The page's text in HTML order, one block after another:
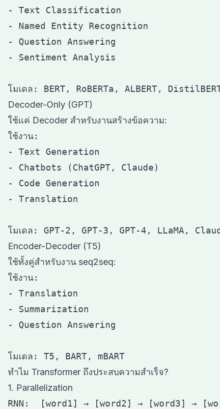
- Text Classification
- Named Entity Recognition
- Question Answering
- Sentiment Analysis
Decoder-Only (GPT)
ใช้แค่ Decoder สำหรับงานสร้างข้อความ:
ใช้งาน:
- Text Generation
- Chatbots (ChatGPT, Claude)
- Code Generation
- Translation
Encoder-Decoder (T5)
ใช้ทั้งคู่สำหรับงาน seq2seq:
ใช้งาน:
- Translation
- Summarization
- Question Answering
ทำไม Transformer ถึงประสบความสำเร็จ?
1. Parallelization
RNN:  [word1] → [word2] → [word3] →